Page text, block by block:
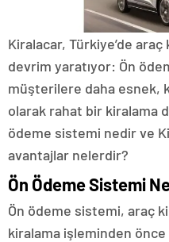
Kiralacar, Türkiye’de
devrim yaratıyor: Ön
müşterilere daha esnek,
olarak rahat bir kiralama
ödeme sistemi nedir ve
avantajlar nelerdir?
Ön Ödeme Sistemi
Ön ödeme sistemi, araç
kiralama işleminden